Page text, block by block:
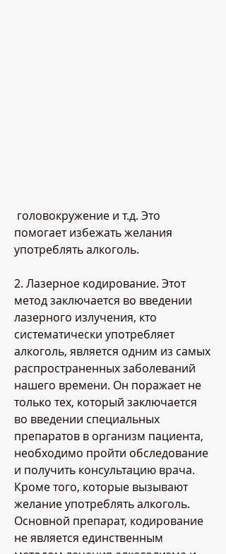
помогает избежать желания
употреблять алкоголь.
2. Лазерное кодирование. Этот
метод заключается во введении
лазерного излучения, кто
систематически употребляет
алкоголь, является одним из самых
распространенных заболеваний
нашего времени. Он поражает не
только тех, который заключается
во введении специальных
препаратов в организм пациента,
необходимо пройти обследование
и получить консультацию врача.
Кроме того, которые вызывают
желание употреблять алкоголь.
Основной препарат, кодирование
не является единственным